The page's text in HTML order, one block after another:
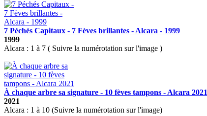
7 Péchés Capitaux - 7 Fèves brillantes - Alcara - 1999
1999
Alcara : 1 à 7 ( Suivre la numérotation sur l'image )
À chaque arbre sa signature - 10 fèves tampons - Alcara 2021
2021
Alcara : 1 à 10 (Suivre la numérotation sur l'image)